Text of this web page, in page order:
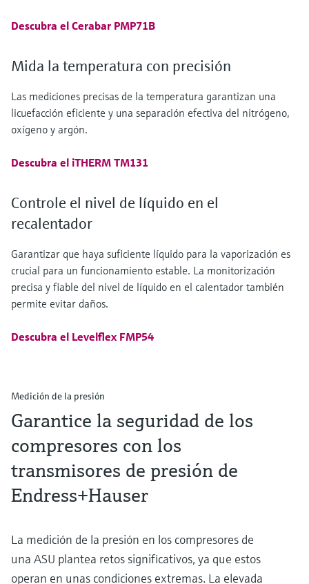
Descubra el Cerabar PMP71B
Mida la temperatura con precisión
Las mediciones precisas de la temperatura garantizan una
licuefacción eficiente y una separación efectiva del nitrógeno,
oxígeno y argón.
Descubra el iTHERM TM131
Controle el nivel de líquido en el
recalentador
Garantizar que haya suficiente líquido para la vaporización es
crucial para un funcionamiento estable. La monitorización
precisa y fiable del nivel de líquido en el calentador también
permite evitar daños.
Descubra el Levelflex FMP54
Medición de la presión
Garantice la seguridad de los
compresores con los
transmisores de presión de
Endress+Hauser
La medición de la presión en los compresores de
una ASU plantea retos significativos, ya que estos
operan en unas condiciones extremas. La elevada